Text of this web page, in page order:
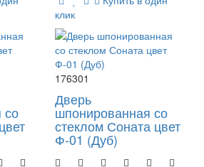
клик
со
176301
Дверь
шпонированная со
стеклом Соната цвет
Ф-01 (Дуб)